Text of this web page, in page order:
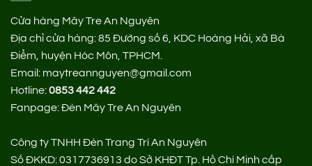
Cửa hàng Mây Tre An Nguyên
Địa chỉ cửa hàng:85 Đường số 6, KDC Hoàng Hải, xã Bà
Điểm, huyện Hóc Môn, TPHCM.
Email: maytreannguyen@gmail.com
Hotline:0853 442 442
Fanpage:Đèn Mây Tre An Nguyên
Công ty TNHH Đèn Trang Trí An Nguyên
Số ĐKKD: 0317736913 do Sở KHĐT Tp. Hồ Chí Minh cấp